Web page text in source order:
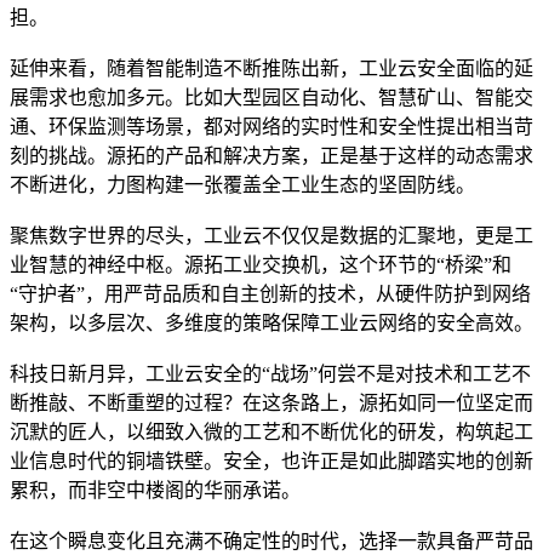
担。
延伸来看，随着智能制造不断推陈出新，工业云安全面临的延
展需求也愈加多元。比如大型园区自动化、智慧矿山、智能交
通、环保监测等场景，都对网络的实时性和安全性提出相当苛
刻的挑战。源拓的产品和解决方案，正是基于这样的动态需求
不断进化，力图构建一张覆盖全工业生态的坚固防线。
聚焦数字世界的尽头，工业云不仅仅是数据的汇聚地，更是工
业智慧的神经中枢。源拓工业交换机，这个环节的“桥梁”和
“守护者”，用严苛品质和自主创新的技术，从硬件防护到网络
架构，以多层次、多维度的策略保障工业云网络的安全高效。
科技日新月异，工业云安全的“战场”何尝不是对技术和工艺不
断推敲、不断重塑的过程？在这条路上，源拓如同一位坚定而
沉默的匠人，以细致入微的工艺和不断优化的研发，构筑起工
业信息时代的铜墙铁壁。安全，也许正是如此脚踏实地的创新
累积，而非空中楼阁的华丽承诺。
在这个瞬息变化且充满不确定性的时代，选择一款具备严苛品